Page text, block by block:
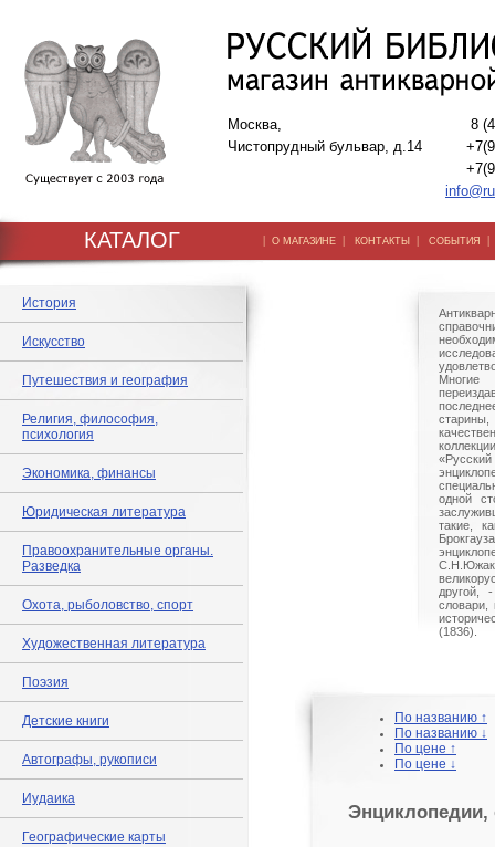
Москва,
Чистопрудный бульвар, д.14
8
КАТАЛОГ | О МАГАЗИНЕ | КОНТАКТЫ | СОБЫТИЯ
История
Искусство
Путешествия и география
Религия, философия,
психология
Экономика, финансы
Юридическая литература
Правоохранительные органы.
Разведка
Охота, рыболовство, спорт
Художественная литература
Поэзия
Детские книги
Автографы, рукописи
Иудаика
Географические карты
одной
такие,
другой,
словари,
(1836).
По названию ↑
По названию ↓
По цене ↑
По цене ↓
Энциклопедии,